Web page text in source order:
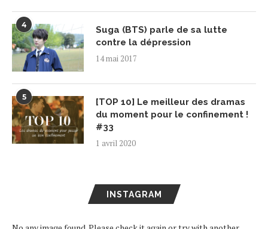
4
Suga (BTS) parle de sa lutte
contre la dépression
14 mai 2017
5
[TOP 10] Le meilleur des dramas
du moment pour le confinement !
#33
1 avril 2020
INSTAGRAM